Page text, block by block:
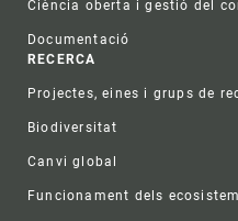
Ciència oberta i gestió del
Documentació
RECERCA
Projectes, eines i grups de
Biodiversitat
Canvi global
Funcionament dels